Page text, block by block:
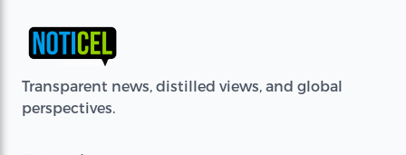
Transparent news, distilled views, and global
perspectives.